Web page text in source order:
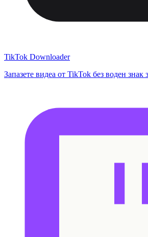
TikTok Downloader
Запазете видеа от TikTok без воден знак